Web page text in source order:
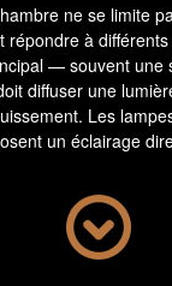
ne se limite
répondre à différents
— souvent une
diffuser une
Les
un éclairage
présentes, balisent
douce et indirecte.
sont choisis
zone : lit,